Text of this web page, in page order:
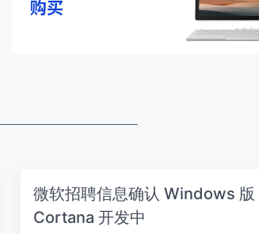
微软招聘信息确认 Windows 版
Cortana 开发中